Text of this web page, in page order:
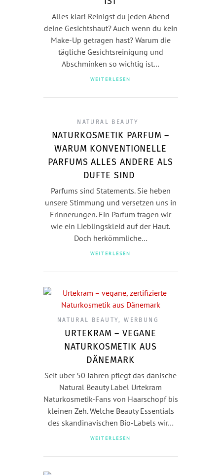
Alles klar! Reinigst du jeden Abend
deine Gesichtshaut? Auch wenn du kein
Make-Up getragen hast? Warum die
tägliche Gesichtsreinigung und
Abschminken so wichtig ist…
WEITERLESEN
NATURAL BEAUTY
NATURKOSMETIK PARFUM –
WARUM KONVENTIONELLE
PARFUMS ALLES ANDERE ALS
DUFTE SIND
Parfums sind Statements. Sie heben
unsere Stimmung und versetzen uns in
Erinnerungen. Ein Parfum tragen wir
wie ein Lieblingskleid auf der Haut.
Doch herkömmliche…
WEITERLESEN
NATURAL BEAUTY,WERBUNG
URTEKRAM – VEGANE
NATURKOSMETIK AUS
DÄNEMARK
Seit über 50 Jahren pflegt das dänische
Natural Beauty Label Urtekram
Naturkosmetik-Fans von Haarschopf bis
kleinen Zeh. Welche Beauty Essentials
des skandinavischen Bio-Labels wir…
WEITERLESEN